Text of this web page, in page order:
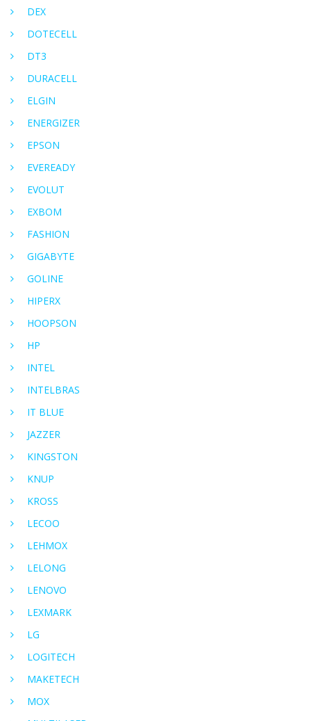
DEX
DOTECELL
DT3
DURACELL
ELGIN
ENERGIZER
EPSON
EVEREADY
EVOLUT
EXBOM
FASHION
GIGABYTE
GOLINE
HIPERX
HOOPSON
HP
INTEL
INTELBRAS
IT BLUE
JAZZER
KINGSTON
KNUP
KROSS
LECOO
LEHMOX
LELONG
LENOVO
LEXMARK
LG
LOGITECH
MAKETECH
MOX